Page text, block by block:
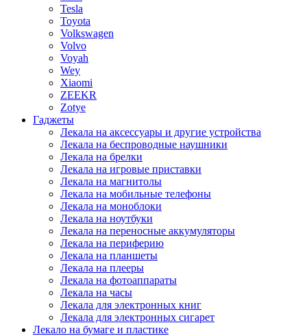
Tesla
Toyota
Volkswagen
Volvo
Voyah
Wey
Xiaomi
ZEEKR
Zotye
Гаджеты
Лекала на аксессуары и другие устройства
Лекала на беспроводные наушники
Лекала на брелки
Лекала на игровые приставки
Лекала на магнитолы
Лекала на мобильные телефоны
Лекала на моноблоки
Лекала на ноутбуки
Лекала на переносные аккумуляторы
Лекала на периферию
Лекала на планшеты
Лекала на плееры
Лекала на фотоаппараты
Лекала на часы
Лекала для электронных книг
Лекала для электронных сигарет
Лекало на бумаге и пластике